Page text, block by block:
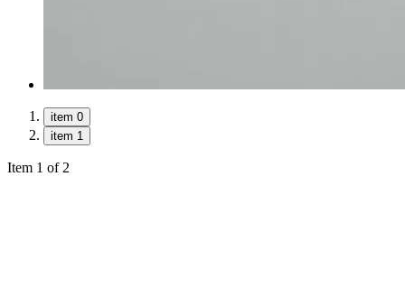
item 0
item 1
Item 1 of 2